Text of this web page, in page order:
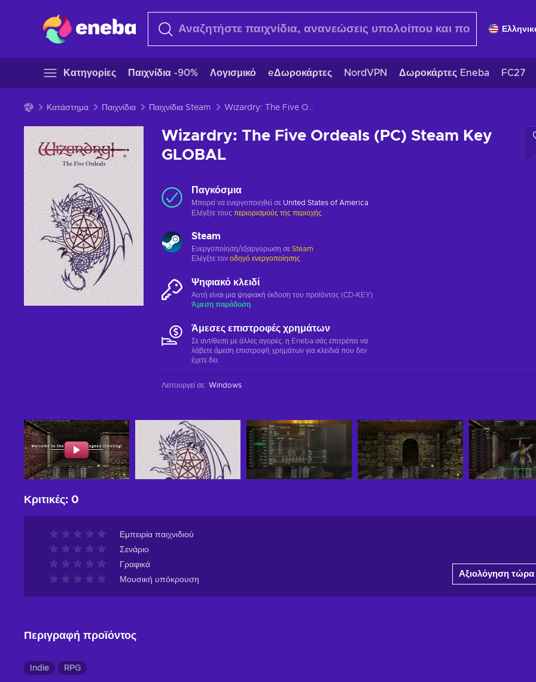
Κατηγορίες Παιχνίδια -90% Λογισμικό eΔωροκάρτες NordVPN Δωροκάρτες Eneba FC27
Κατάστημα Παιχνίδια Παιχνίδια Steam Wizardry: The Five Ordeals (PC) Steam Key GLOBAL
Wizardry: The Five Ordeals (PC) Steam Key
GLOBAL
Παγκόσμια
Μπορεί να ενεργοποιηθεί σε United States of America
Ελέγξτε τους περιορισμούς της περιοχής
Steam
Ενεργοποίηση/εξαργύρωση σε Steam
Ελέγξτε τον οδηγό ενεργοποίησης
Ψηφιακό κλειδί
Αυτή είναι μια ψηφιακή έκδοση του προϊόντος (CD-KEY)
Άμεση παράδοση
Άμεσες επιστροφές χρημάτων
Σε αντίθεση με άλλες αγορές, η Eneba σάς επιτρέπει να
λάβετε άμεση επιστροφή χρημάτων για κλειδιά που δεν
έχετε δει.
Λειτουργεί σε: Windows
Κριτικές: 0
Εμπειρία παιχνιδιού
Σενάριο
Γραφικά
Μουσική υπόκρουση
Αξιολόγηση τώρα
Περιγραφή προϊόντος
Indie RPG